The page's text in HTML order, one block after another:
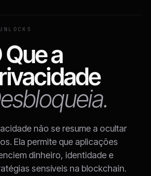
UNLOCKS
Que a
não se resume a ocultar
Ela permite que aplicações
dinheiro, identidade e
sensíveis na blockchain.